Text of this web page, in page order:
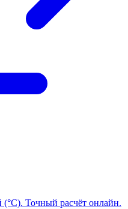
Точный расчёт онлайн.